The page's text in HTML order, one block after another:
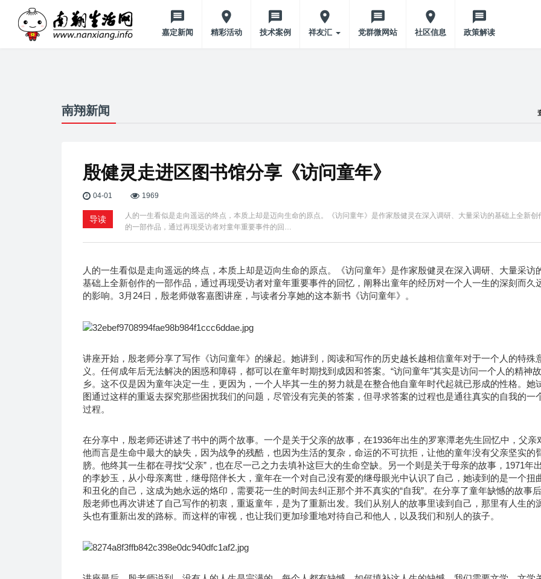
嘉定新闻 精彩活动 技术案例 祥友汇 党群微网站 社区信息 政策解读
南翔新闻
殷健灵走进区图书馆分享《访问童年》
04-01 1969
导读
人的一生看似是走向遥远的终点，本质上却是迈向生命的原点。《访问童年》是作家殷健灵在深入调研、大量采访的基础上全新创
的一部作品，通过再现受访者对童年重要事件的回…
人的一生看似是走向遥远的终点，本质上却是迈向生命的原点。《访问童年》是作家殷健灵在深入调研、大量采访
基础上全新创作的一部作品，通过再现受访者对童年重要事件的回忆，阐释出童年的经历对一个人一生的深刻而久
的影响。3月24日，殷老师做客嘉图讲座，与读者分享她的这本新书《访问童年》。
讲座开始，殷老师分享了写作《访问童年》的缘起。她讲到，阅读和写作的历史越长越相信童年对于一个人的特殊
义。任何成年后无法解决的困惑和障碍，都可以在童年时期找到成因和答案。“访问童年”其实是访问一个人的精神故
乡。这不仅是因为童年决定一生，更因为，一个人毕其一生的努力就是在整合他自童年时代起就已形成的性格。她
图通过这样的重返去探究那些困扰我们的问题，尽管没有完美的答案，但寻求答案的过程也是通往真实的自我的一
过程。
在分享中，殷老师还讲述了书中的两个故事。一个是关于父亲的故事，在1936年出生的罗寒潭老先生回忆中，父亲
他而言是生命中最大的缺失，因为战争的残酷，也因为生活的复杂，命运的不可抗拒，让他的童年没有父亲坚实的
膀。他终其一生都在寻找“父亲”，也在尽一己之力去填补这巨大的生命空缺。另一个则是关于母亲的故事，1971年
的李妙玉，从小母亲离世，继母陪伴长大，童年在一个对自己没有爱的继母眼光中认识了自己，她读到的是一个扭
和丑化的自己，这成为她永远的烙印，需要花一生的时间去纠正那个并不真实的“自我”。在分享了童年缺憾的故事
殷老师也再次讲述了自己写作的初衷，重返童年，是为了重新出发。我们从别人的故事里读到自己，那里有人生的
头也有重新出发的路标。而这样的审视，也让我们更加珍重地对待自己和他人，以及我们和别人的孩子。